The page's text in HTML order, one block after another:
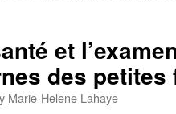
et
des
Marie-Helene Lahaye